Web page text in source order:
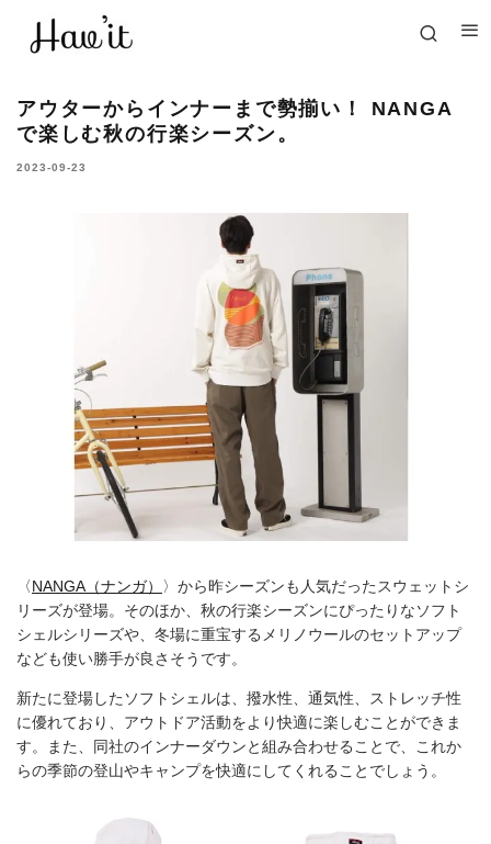
アウターからインナーまで勢揃い！ NANGA
で楽しむ秋の行楽シーズン。
2023-09-23
〈NANGA（ナンガ）
〉から昨シーズンも人気だったスウェットシ
リーズが登場。そのほか、秋の行楽シーズンにぴったりなソフト
シェルシリーズや、冬場に重宝するメリノウールのセットアップ
なども使い勝手が良さそうです。
新たに登場したソフトシェルは、撥水性、通気性、ストレッチ性
に優れており、アウトドア活動をより快適に楽しむことができま
す。また、同社のインナーダウンと組み合わせることで、これか
らの季節の登山やキャンプを快適にしてくれることでしょう。